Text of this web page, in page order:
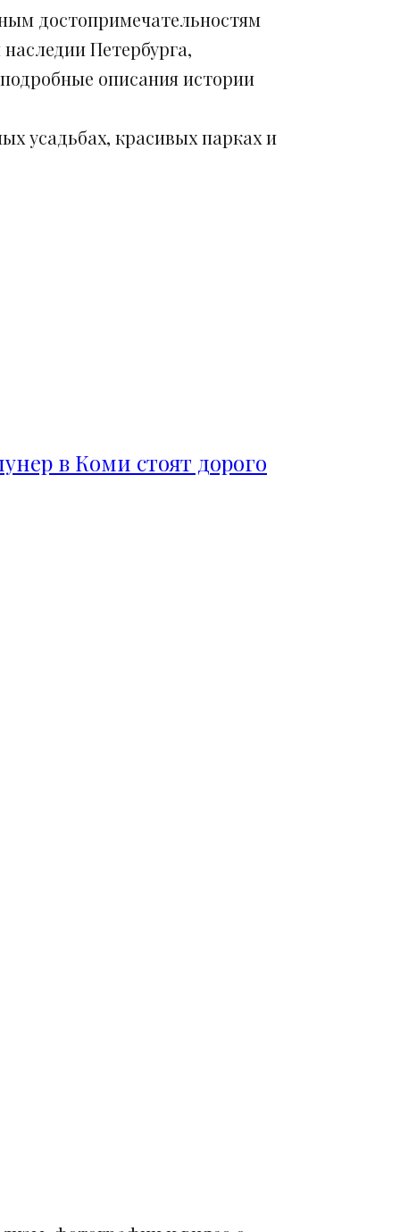
достопримечательностям
Петербурга,
описания истории
усадьбах, красивых парках и
в Коми стоят дорого